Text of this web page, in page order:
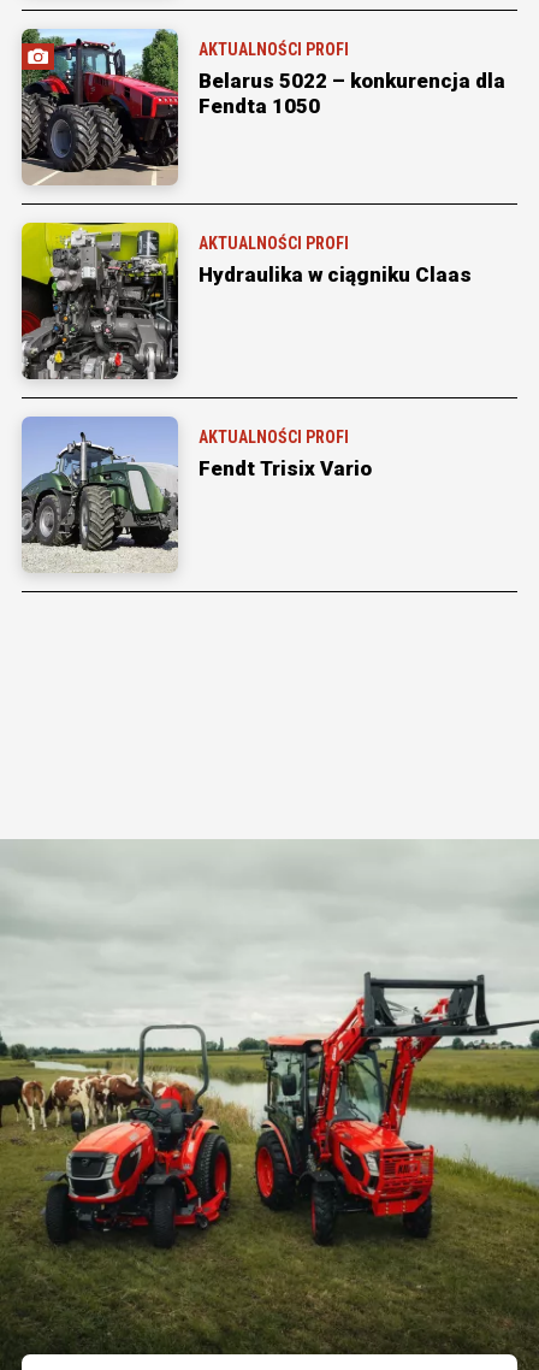
AKTUALNOŚCI PROFI
Belarus 5022 – konkurencja dla
Fendta 1050
AKTUALNOŚCI PROFI
Hydraulika w ciągniku Claas
AKTUALNOŚCI PROFI
Fendt Trisix Vario